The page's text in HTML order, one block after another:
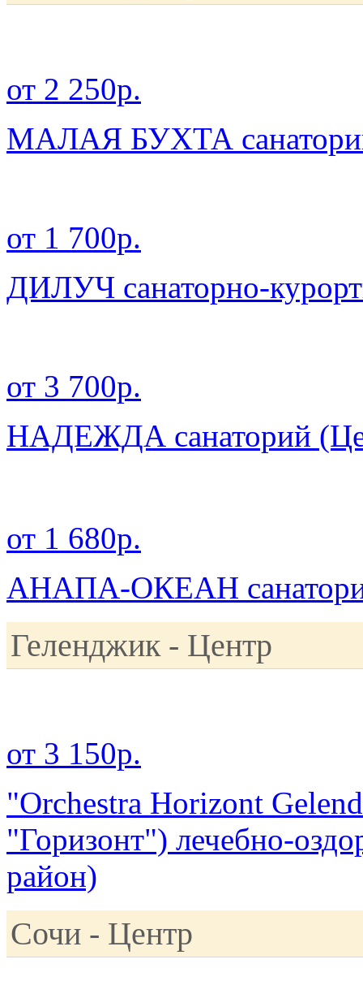
от 2 250р.
МАЛАЯ БУХТА
от 1 700р.
ДИЛУЧ санаторно-
от 3 700р.
НАДЕЖДА санаторий
от 1 680р.
АНАПА-ОКЕАН
Геленджик - Центр
от 3 150р.
"Orchestra Horizont
"Горизонт") лечебно-
район)
Сочи - Центр